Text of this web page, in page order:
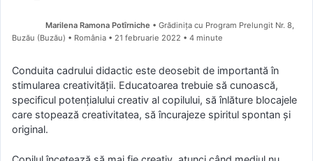
Marilena Ramona Potîrniche • Grădinița cu Program Prelungit Nr. 8,
Buzău (Buzău) • România
21 februarie 2022 • 4 minute
Conduita cadrului didactic este deosebit de importantă în
stimularea creativității. Educatoarea trebuie să cunoască,
specificul potențialului creativ al copilului, să înlăture blocajele
care stopează creativitatea, să încurajeze spiritul spontan şi
original.